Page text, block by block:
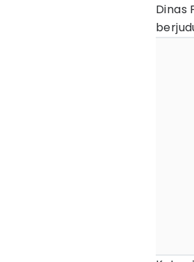
Dinas